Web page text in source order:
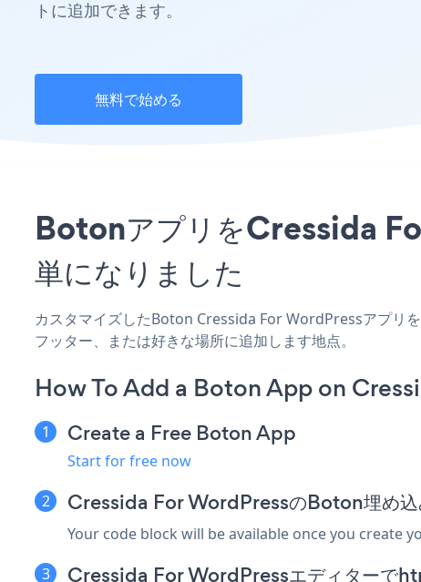
トに追加できます。
無料で始める
BotonアプリをCressida
単になりました
カスタマイズしたBoton Cressida For WordPressアプリ
フッター、または好きな場所に追加します地点。
How To Add a Boton App on
Create a Free Boton App
Start for free now
Cressida For WordPressのBoton埋め込
Your code block will be available once you create
Cressida For WordPressエディターで